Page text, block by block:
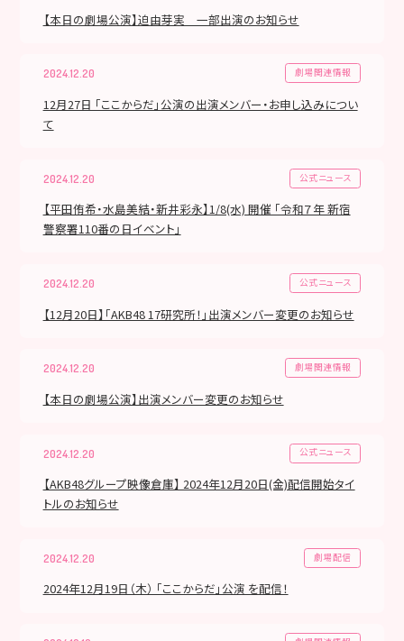
【本日の劇場公演】迫由芽実 一部出演のお知らせ
2024.12.20 劇場関連情報
12月27日 「ここからだ」公演の出演メンバー・お申し込みについ
て
2024.12.20 公式ニュース
【平田侑希・水島美結・新井彩永】1/8(水) 開催 「令和７年 新宿
警察署110番の日イベント」
2024.12.20 公式ニュース
【12月20日】「AKB48 17研究所！」出演メンバー変更のお知らせ
2024.12.20 劇場関連情報
【本日の劇場公演】出演メンバー変更のお知らせ
2024.12.20 公式ニュース
【AKB48グループ映像倉庫】 2024年12月20日(金)配信開始タイ
トルのお知らせ
2024.12.20 劇場配信
2024年12月19日（木） 「ここからだ」公演 を配信！